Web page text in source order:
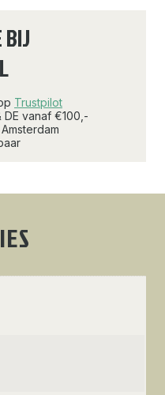
Trustpilot
DE vanaf €100,-